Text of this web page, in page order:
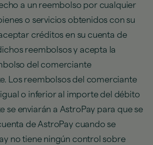
a un reembolso por cualquier
o servicios obtenidos con su
créditos en su cuenta de
reembolsos y acepta la
del comerciante
Los reembolsos del comerciante
o inferior al importe del débito
se enviarán a AstroPay para que se
de AstroPay cuando se
no tiene ningún control sobre